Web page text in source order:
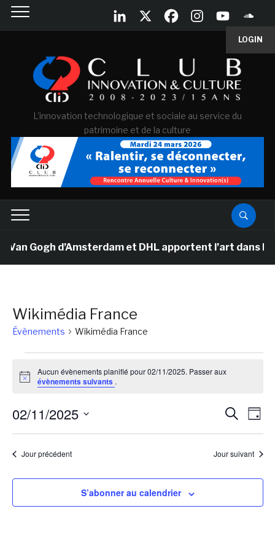
LOGIN
L'innovation technologique et sociale au service du
patrimoine et de la culture
Van Gogh d’Amsterdam et DHL apportent l’art dans
Wikimédia France
Évènements Wikimédia France
for
Notice
Aucun évènements planifié pour 02/11/2025. Passer aux
évènements suivants .
et
de
Jour
02/11/2025
Sélectionnez
uneJour précédent Jour suivant
S’abonner au calendrier